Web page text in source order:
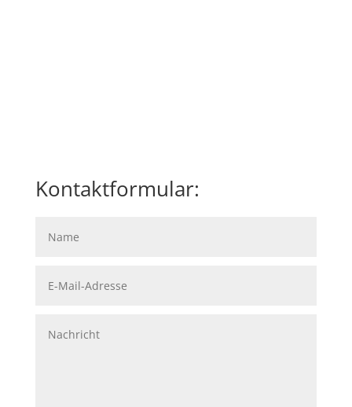
Kontaktformular: